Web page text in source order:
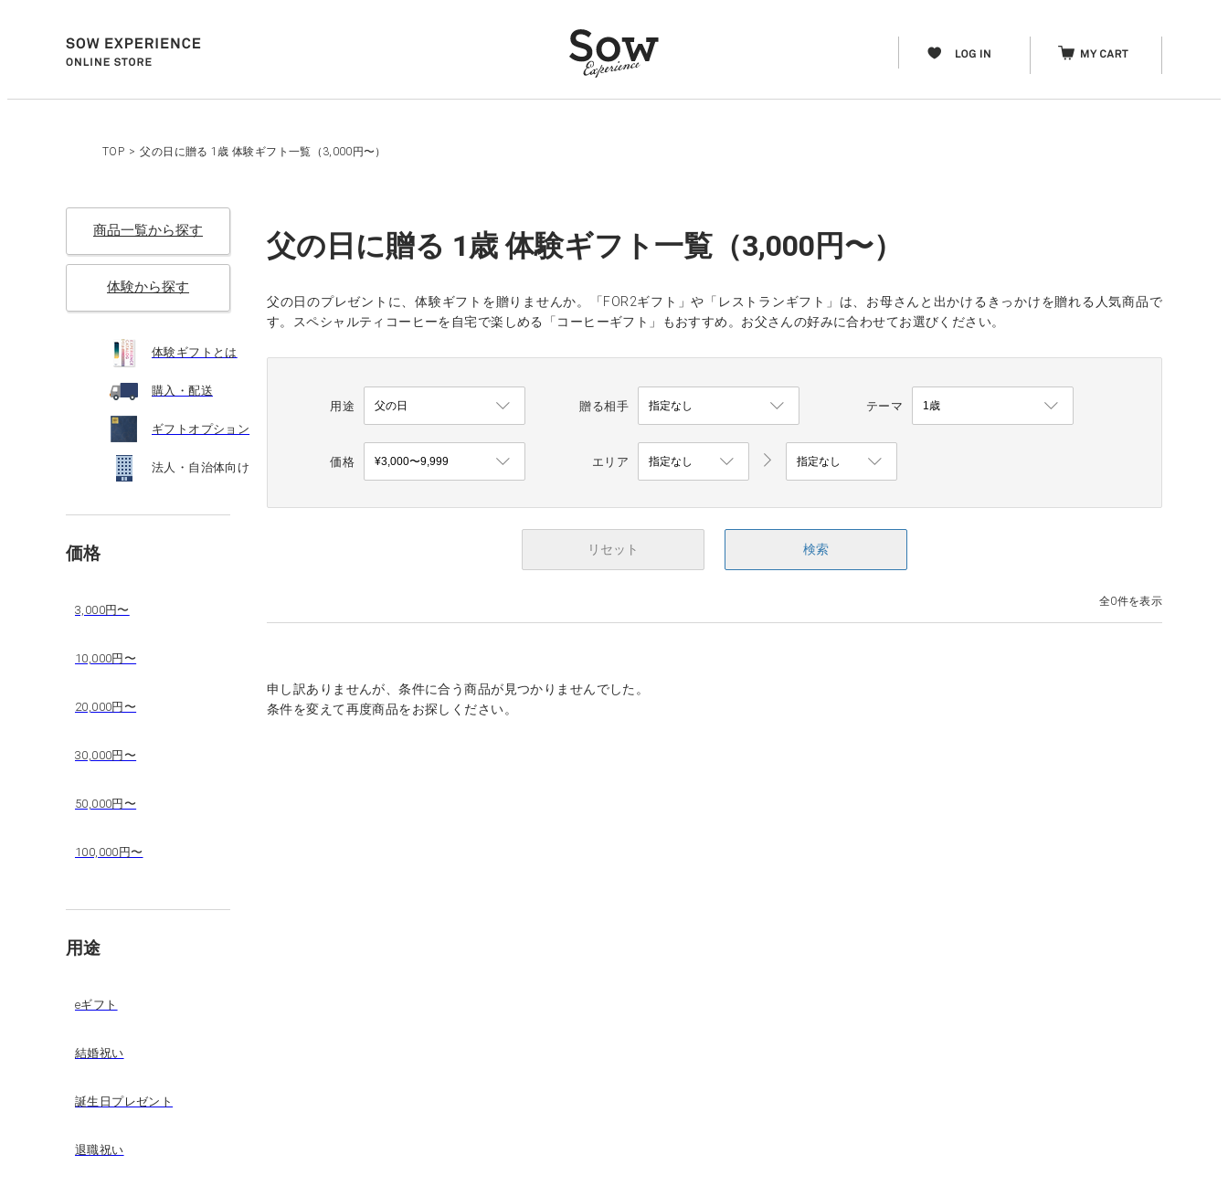
TOP > 父の日に贈る 1歳 体験ギフト一覧（3,000円〜）
商品一覧から探す
体験から探す
体験ギフトとは
購入・配送
ギフトオプション
法人・自治体向け
価格
3,000円〜
10,000円〜
20,000円〜
30,000円〜
50,000円〜
100,000円〜
用途
eギフト
結婚祝い
誕生日プレゼント
退職祝い
父の日に贈る 1歳 体験ギフト一覧（3,000円〜）
父の日のプレゼントに、体験ギフトを贈りませんか。「FOR2ギフト」や「レストランギフト」は、お母さんと出かけるきっかけを贈れる人気商品で
す。スペシャルティコーヒーを自宅で楽しめる「コーヒーギフト」もおすすめ。お父さんの好みに合わせてお選びください。
用途 贈る相手 テーマ
価格 エリア
リセット 検索
全0件を表示
申し訳ありませんが、条件に合う商品が見つかりませんでした。
条件を変えて再度商品をお探しください。